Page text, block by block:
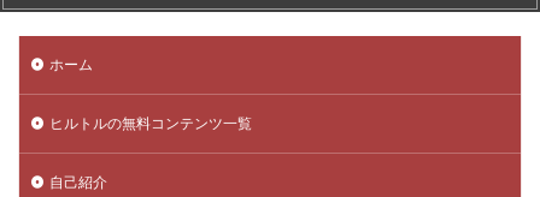
ホーム
ヒルトルの無料コンテンツ一覧
自己紹介